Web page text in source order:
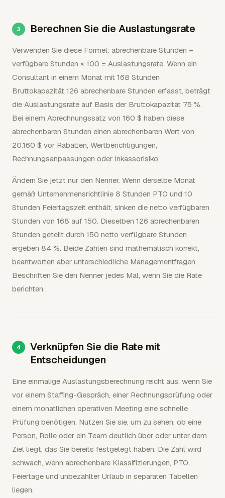
Berechnen Sie die Auslastungsrate
Verwenden Sie diese Formel: abrechenbare Stunden ÷
verfügbare Stunden × 100 = Auslastungsrate. Wenn ein
Consultant in einem Monat mit 168 Stunden
Bruttokapazität 126 abrechenbare Stunden erfasst, beträgt
die Auslastungsrate auf Basis der Bruttokapazität 75 %.
Bei einem Abrechnungssatz von 160 $ haben diese
abrechenbaren Stunden einen abrechenbaren Wert von
20.160 $ vor Rabatten, Wertberichtigungen,
Rechnungsanpassungen oder Inkassorisiko.
Ändern Sie jetzt nur den Nenner. Wenn derselbe Monat
gemäß Unternehmensrichtlinie 8 Stunden PTO und 10
Stunden Feiertagszeit enthält, sinken die netto verfügbaren
Stunden von 168 auf 150. Dieselben 126 abrechenbaren
Stunden geteilt durch 150 netto verfügbare Stunden
ergeben 84 %. Beide Zahlen sind mathematisch korrekt,
beantworten aber unterschiedliche Managementfragen.
Beschriften Sie den Nenner jedes Mal, wenn Sie die Rate
berichten.
Verknüpfen Sie die Rate mit
Entscheidungen
Eine einmalige Auslastungsberechnung reicht aus, wenn Sie
vor einem Staffing-Gespräch, einer Rechnungsprüfung oder
einem monatlichen operativen Meeting eine schnelle
Prüfung benötigen. Nutzen Sie sie, um zu sehen, ob eine
Person, Rolle oder ein Team deutlich über oder unter dem
Ziel liegt, das Sie bereits festgelegt haben. Die Zahl wird
schwach, wenn abrechenbare Klassifizierungen, PTO,
Feiertage und unbezahlter Urlaub in separaten Tabellen
liegen.